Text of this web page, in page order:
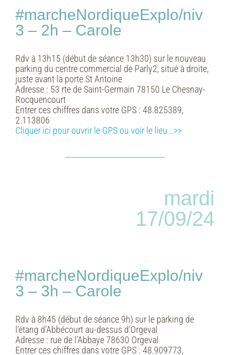
#marcheNordiqueExplo/niv
3 – 2h – Carole
Rdv à 13h15 (début de séance 13h30) sur le nouveau
parking du centre commercial de Parly2, situé à droite,
juste avant la porte St Antoine
Adresse : 53 rte de Saint-Germain 78150 Le Chesnay-
Rocquencourt
Entrer ces chiffres dans votre GPS : 48.825389,
2.113806
Cliquer ici pour ouvrir le GPS ou voir le lieu ..>>
mardi
17/09/24
#marcheNordiqueExplo/niv
3 – 3h – Carole
Rdv à 8h45 (début de séance 9h) sur le parking de
l’étang d’Abbécourt au-dessus d’Orgeval
Adresse : rue de l’Abbaye 78630 Orgeval
Entrer ces chiffres dans votre GPS : 48.909773,